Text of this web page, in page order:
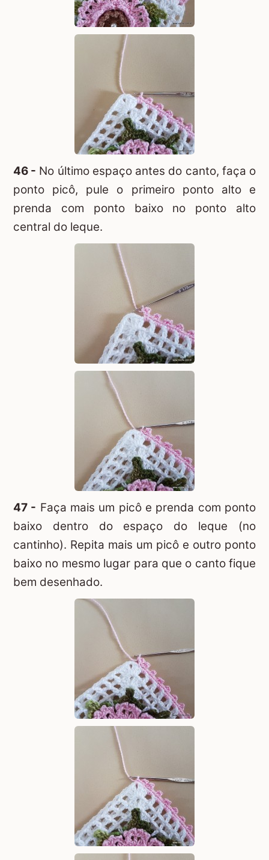
46 - No último espaço antes do canto, faça o
ponto picô, pule o primeiro ponto alto e
prenda com ponto baixo no ponto alto
central do leque.
47 - Faça mais um picô e prenda com ponto
baixo dentro do espaço do leque (no
cantinho). Repita mais um picô e outro ponto
baixo no mesmo lugar para que o canto fique
bem desenhado.